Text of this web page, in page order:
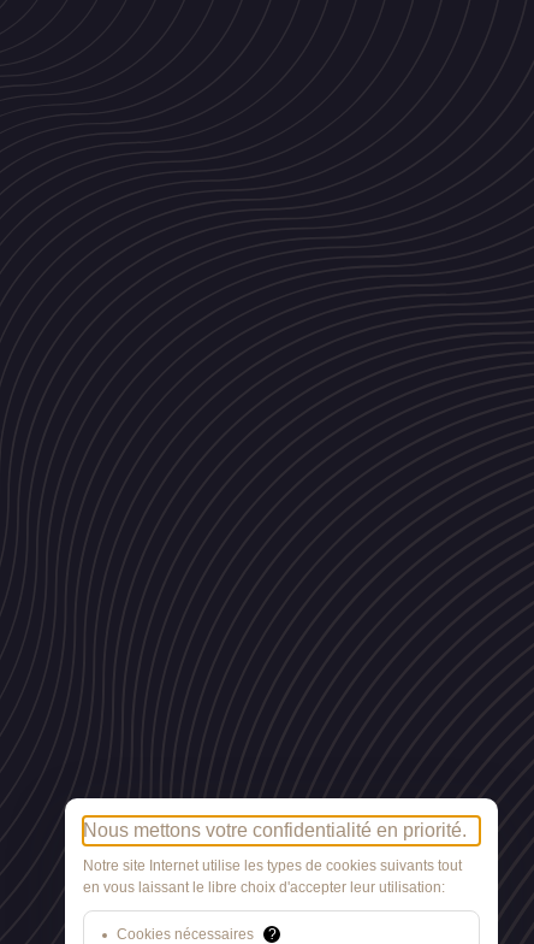
Nous mettons votre confidentialité en priorité.
Notre site Internet utilise les types de cookies suivants tout
en vous laissant le libre choix d'accepter leur utilisation:
Cookies nécessaires ?